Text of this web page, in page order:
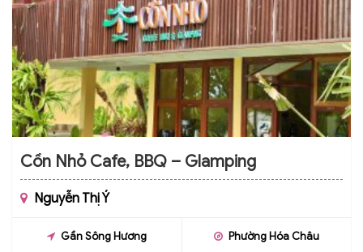
Cồn Nhỏ Cafe, BBQ – Glamping
Nguyễn Thị Ý
Gần Sông Hương Phường Hóa Châu